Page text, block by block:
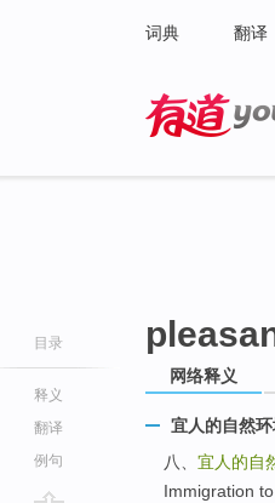
词典 翻译
目录
释义
翻译
例句
网络释义
宜人的自然
八、 宜人的自
Immigration